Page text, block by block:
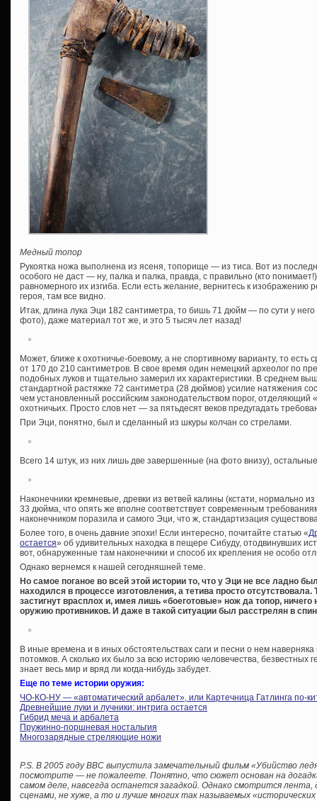
Медный топор
Рукоятка ножа выполнена из ясеня, топорище — из тиса. Вот из
особого не даст — ну, палка и палка, правда, с правильно (кто
равномерного их изгиба. Если есть желание, вернитесь к изображению
героя, там все видно.
Итак, длина лука Эци 182 сантиметра, то бишь 71 дюйм — по сути у него
фото), даже материал тот же, и это 5 тысяч лет назад!
Может, ближе к охотничье-боевому, а не спортивному варианту, то есть
от 170 до 210 сантиметров. В свое время один немецкий археолог по
подобных луков и тщательно замерил их характеристики. В среднем
стандартной растяжке 72 сантиметра (28 дюймов) усилие натяжения
чем установленный российским законодательством порог,
охотничьих. Просто слов нет — за пятьдесят веков предугадать
При Эци, понятно, был и сделанный из шкуры колчан со стрелами.
Всего 14 штук, из них лишь две завершенные (на фото внизу), остальные
Наконечники кремневые, древки из ветвей калины (кстати, нормально
33 дюйма, что опять же вполне соответствует современным
наконечником поразила и самого Эци, что ж, стандартизация
Более того, в очень давние эпохи! Если интересно, почитайте статью «
остается» об удивительных находка в пещере Сибуду, отодвинувших
вот, обнаруженные там наконечники и способ их крепления не особо
Однако вернемся к нашей сегодняшней теме.
Но самое поганое во всей этой истории то, что у Эци не все ладно
находился в процессе изготовления, а тетива просто
застигнут врасплох и, имея лишь «боеготовые» нож да топор,
оружию противников. И даже в такой ситуации был расстрелян в
В иные времена и в иных обстоятельствах саги и песни о нем
потомков. А сколько их было за всю историю человечества, безвестных
знает весь мир и вряд ли когда-нибудь забудет.
Еще по теме истории оружия:
ЧО-КО-НУ — «автоматический арбалет», или Картечница Гатлинга по-
Древнейшие луки и лучники: интрига остается
Гибрид меча и арбалета
Пружинно-поршневая ностальгия
Многозарядные стреляющие ножи
P.S. В 2005 году BBC выпустила замечательный фильм «Убийство
посмотрите — не пожалеете. Понятно, что сюжет основан на
самом деле, навсегда останется загадкой. Однако смотрится
сценами, не хуже, а то и лучше многих так называемых «исторических